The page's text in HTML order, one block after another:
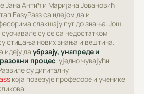
Јана Антић и Маријана Јовановић
EasyPass са идејом да и
олакшају пут до знања. Још
су се са недостатком
стицања нових знања и вештина.
идеју да убрзају, унапреде и
процес, уједно чувајући
су дигиталну
која повезује професоре и ученике